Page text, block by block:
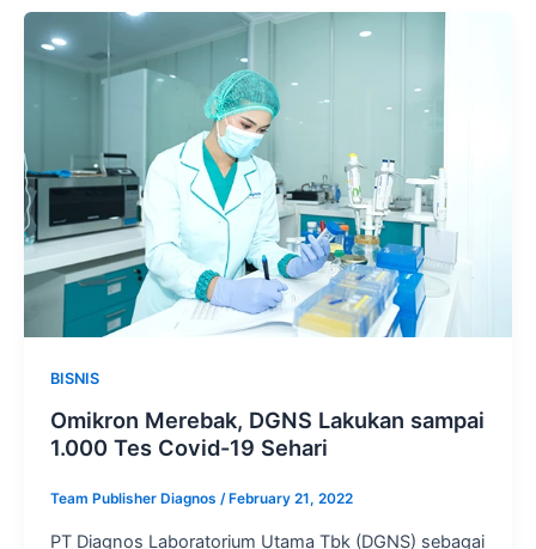
BISNIS
Omikron Merebak, DGNS Lakukan sampai
1.000 Tes Covid-19 Sehari
Team Publisher Diagnos / February 21, 2022
PT Diagnos Laboratorium Utama Tbk (DGNS) sebagai